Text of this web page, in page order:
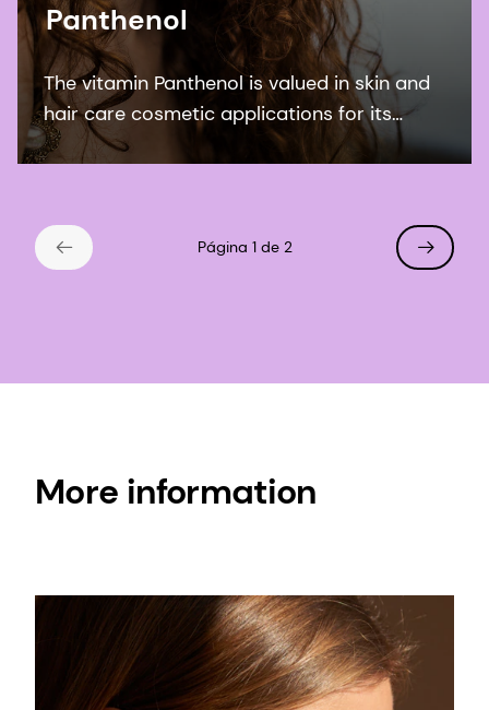
Panthenol
The vitamin Panthenol is valued in skin and
hair care cosmetic applications for its
moisturizing properties. It soothes sensitive
Página 1 de 2
More information